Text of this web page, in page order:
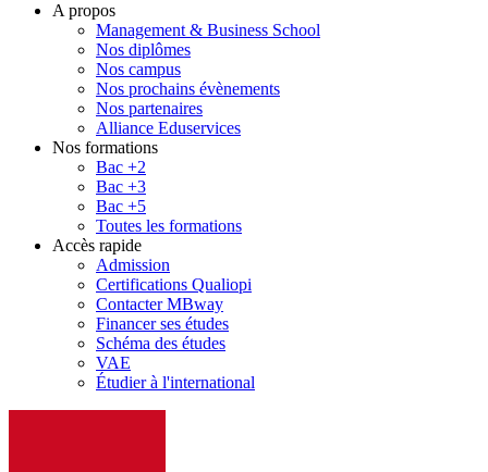
A propos
Management & Business School
Nos diplômes
Nos campus
Nos prochains évènements
Nos partenaires
Alliance Eduservices
Nos formations
Bac +2
Bac +3
Bac +5
Toutes les formations
Accès rapide
Admission
Certifications Qualiopi
Contacter MBway
Financer ses études
Schéma des études
VAE
Étudier à l'international